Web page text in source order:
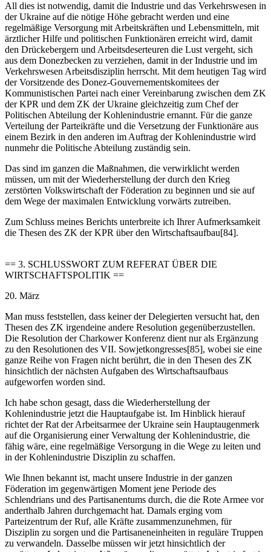
All dies ist notwendig, damit die Industrie und das Verkehrswesen in
der Ukraine auf die nötige Höhe gebracht werden und eine
regelmäßige Versorgung mit Arbeitskräften und Lebensmitteln, mit
ärztlicher Hilfe und politischen Funktionären erreicht wird, damit
den Drückebergern und Arbeitsdeserteuren die Lust vergeht, sich
aus dem Donezbecken zu verziehen, damit in der Industrie und im
Verkehrswesen Arbeitsdisziplin herrscht. Mit dem heutigen Tag wird
der Vorsitzende des Donez-Gouvernementskomitees der
Kommunistischen Partei nach einer Vereinbarung zwischen dem ZK
der KPR und dem ZK der Ukraine gleichzeitig zum Chef der
Politischen Abteilung der Kohlenindustrie ernannt. Für die ganze
Verteilung der Parteikräfte und die Versetzung der Funktionäre aus
einem Bezirk in den anderen im Auftrag der Kohlenindustrie wird
nunmehr die Politische Abteilung zuständig sein.
Das sind im ganzen die Maßnahmen, die verwirklicht werden
müssen, um mit der Wiederherstellung der durch den Krieg
zerstörten Volkswirtschaft der Föderation zu beginnen und sie auf
dem Wege der maximalen Entwicklung vorwärts zutreiben.
Zum Schluss meines Berichts unterbreite ich Ihrer Aufmerksamkeit
die Thesen des ZK der KPR über den Wirtschaftsaufbau[84].
== 3. SCHLUSSWORT ZUM REFERAT ÜBER DIE
WIRTSCHAFTSPOLITIK ==
20. März
Man muss feststellen, dass keiner der Delegierten versucht hat, den
Thesen des ZK irgendeine andere Resolution gegenüberzustellen.
Die Resolution der Charkower Konferenz dient nur als Ergänzung
zu den Resolutionen des VII. Sowjetkongresses[85], wobei sie eine
ganze Reihe von Fragen nicht berührt, die in den Thesen des ZK
hinsichtlich der nächsten Aufgaben des Wirtschaftsaufbaus
aufgeworfen worden sind.
Ich habe schon gesagt, dass die Wiederherstellung der
Kohlenindustrie jetzt die Hauptaufgabe ist. Im Hinblick hierauf
richtet der Rat der Arbeitsarmee der Ukraine sein Hauptaugenmerk
auf die Organisierung einer Verwaltung der Kohlenindustrie, die
fähig wäre, eine regelmäßige Versorgung in die Wege zu leiten und
in der Kohlenindustrie Disziplin zu schaffen.
Wie Ihnen bekannt ist, macht unsere Industrie in der ganzen
Föderation im gegenwärtigen Moment jene Periode des
Schlendrians und des Partisanentums durch, die die Rote Armee vor
anderthalb Jahren durchgemacht hat. Damals erging vom
Parteizentrum der Ruf, alle Kräfte zusammenzunehmen, für
Disziplin zu sorgen und die Partisaneneinheiten in reguläre Truppen
zu verwandeln. Dasselbe müssen wir jetzt hinsichtlich der